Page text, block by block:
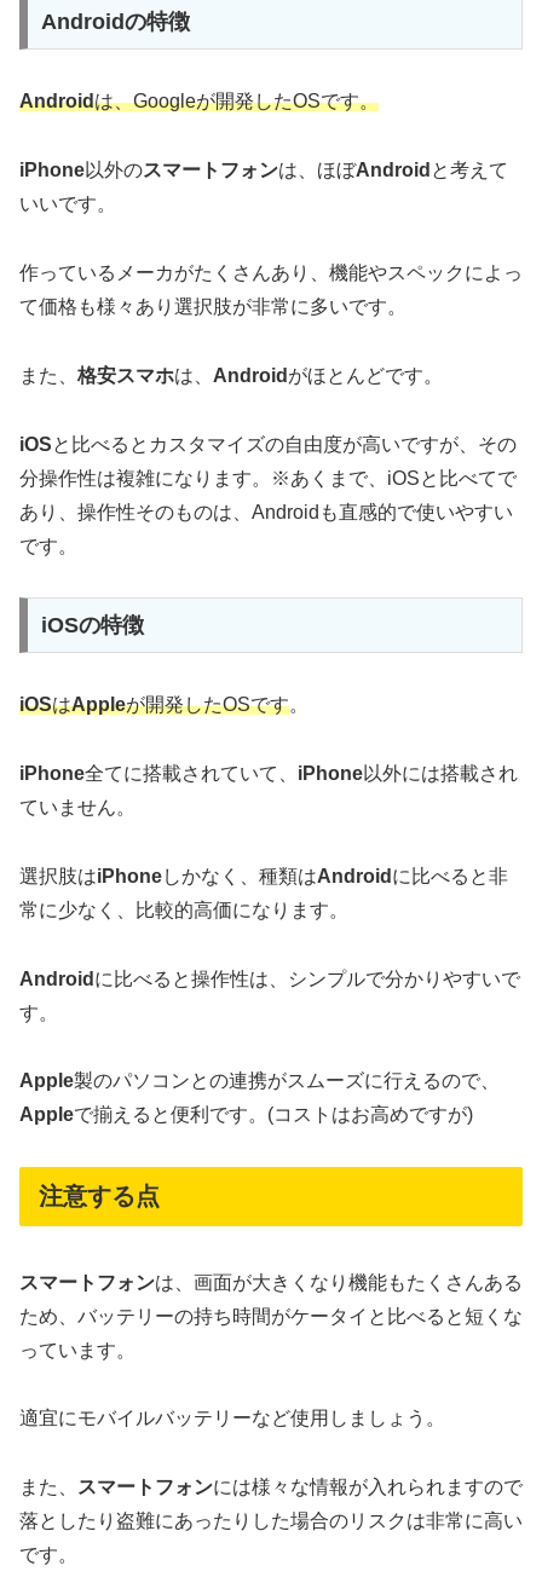
Androidの特徴
Androidは、Googleが開発したOSです。
iPhone以外のスマートフォンは、ほぼAndroid と考えて
いいです。
作っているメーカがたくさんあり、機能やスペックによっ
て価格も様々あり選択肢が非常に多いです。
また、 格安スマホは、 Android がほとんどです。
iOSと比べるとカスタマイズの自由度が高いですが、その
分操作性は複雑になります。※あくまで、iOSと比べてで
あり、操作性そのものは、Androidも直感的で使いやすい
です。
iOSの特徴
iOSはAppleが開発したOSです。
iPhone全てに搭載されていて、 iPhone以外には搭載され
ていません。
選択肢はiPhoneしかなく、種類はAndroid に比べると非
常に少なく、比較的高価になります。
Android に比べると操作性は、シンプルで分かりやすいで
す。
Apple製のパソコンとの連携がスムーズに行えるので、
Appleで揃えると便利です。(コストはお高めですが)
注意する点
スマートフォンは、画面が大きくなり機能もたくさんある
ため、バッテリーの持ち時間がケータイと比べると短くな
っています。
適宜にモバイルバッテリーなど使用しましょう。
また、 スマートフォンには様々な情報が入れられますので
落としたり盗難にあったりした場合のリスクは非常に高い
です。